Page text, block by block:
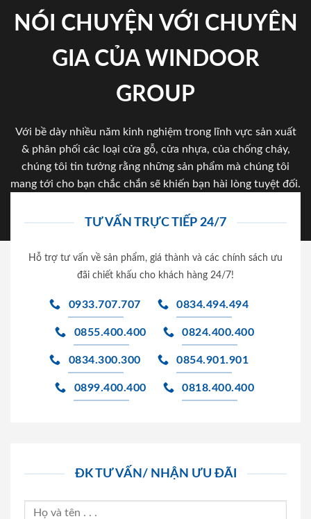
NÓI CHUYỆN VỚI CHUYÊN
GIA CỦA WINDOOR
GROUP
Với bề dày nhiều năm kinh nghiệm trong lĩnh vực sản xuất
& phân phối các loại cửa gỗ, cửa nhựa, của chống cháy,
chúng tôi tin tưởng rằng những sản phẩm mà chúng tôi
mang tới cho bạn chắc chắn sẽ khiến bạn hài lòng tuyệt đối.
TƯ VẤN TRỰC TIẾP 24/7
Hỗ trợ tư vấn về sản phẩm, giá thành và các chính sách ưu
đãi chiết khấu cho khách hàng 24/7!
0933.707.707 0834.494.494
0855.400.400 0824.400.400
0834.300.300 0854.901.901
0899.400.400 0818.400.400
ĐK TƯ VẤN/ NHẬN ƯU ĐÃI